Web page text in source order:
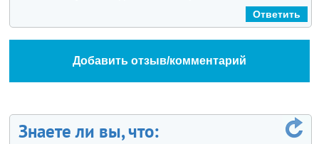
Ответить
Добавить отзыв/комментарий
Знаете ли вы, что: